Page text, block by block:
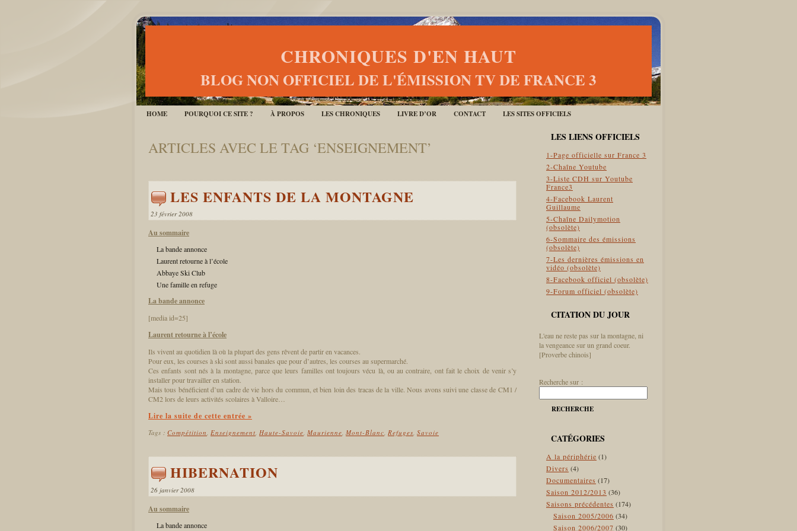
CHRONIQUES D'EN HAUT
BLOG NON OFFICIEL DE L'ÉMISSION TV DE FRANCE 3
HOME POURQUOI CE SITE ? À PROPOS LES CHRONIQUES LIVRE D’OR CONTACT LES SITES OFFICIELS
ARTICLES AVEC LE TAG ‘ENSEIGNEMENT’
LES ENFANTS DE LA MONTAGNE
23 février 2008
Au sommaire
La bande annonce
Laurent retourne à l’école
Abbaye Ski Club
Une famille en refuge
La bande annonce
[media id=25]
Laurent retourne à l’école
Ils vivent au quotidien là où la plupart des gens rêvent de partir en vacances.
Pour eux, les courses à ski sont aussi banales que pour d’autres, les courses au supermarché.
Ces enfants sont nés à la montagne, parce que leurs familles ont toujours vécu là, ou au contraire, ont fait le choix de venir s’y
installer pour travailler en station.
Mais tous bénéficient d’un cadre de vie hors du commun, et bien loin des tracas de la ville. Nous avons suivi une classe de CM1 /
CM2 lors de leurs activités scolaires à Valloire…
Lire la suite de cette entrée »
Tags : Compétition, Enseignement, Haute-Savoie, Maurienne, Mont-Blanc, Refuges, Savoie
HIBERNATION
26 janvier 2008
Au sommaire
La bande annonce
LES LIENS OFFICIELS
1-Page officielle sur France 3
2-Chaîne Youtube
3-Liste CDH sur Youtube
France3
4-Facebook Laurent
Guillaume
5-Chaîne Dailymotion
(obsolète)
6-Sommaire des émissions
(obsolète)
7-Les dernières émissions en
vidéo (obsolète)
8-Facebook officiel (obsolète)
9-Forum officiel (obsolète)
CITATION DU JOUR
L'eau ne reste pas sur la montagne, ni
la vengeance sur un grand coeur.
[Proverbe chinois]
Recherche sur :
RECHERCHE
CATÉGORIES
A la périphérie (1)
Divers (4)
Documentaires (17)
Saison 2012/2013 (36)
Saisons précédentes (174)
Saison 2005/2006 (34)
Saison 2006/2007 (30)